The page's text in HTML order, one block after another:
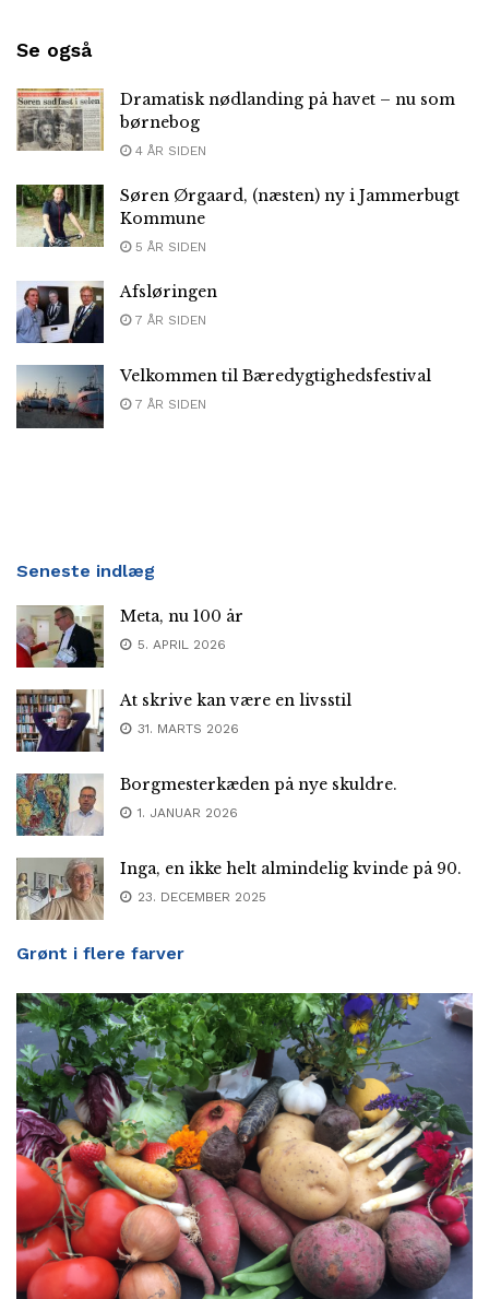
Se også
Dramatisk nødlanding på havet – nu som
børnebog
4 ÅR SIDEN
Søren Ørgaard, (næsten) ny i Jammerbugt
Kommune
5 ÅR SIDEN
Afsløringen
7 ÅR SIDEN
Velkommen til Bæredygtighedsfestival
7 ÅR SIDEN
Seneste indlæg
Meta, nu 100 år
5. APRIL 2026
At skrive kan være en livsstil
31. MARTS 2026
Borgmesterkæden på nye skuldre.
1. JANUAR 2026
Inga, en ikke helt almindelig kvinde på 90.
23. DECEMBER 2025
Grønt i flere farver